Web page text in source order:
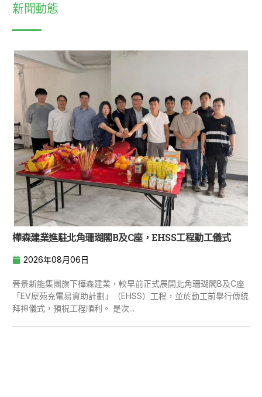
新聞動態
樺森建業進駐北角珊瑚閣B及C座，EHSS工程動工儀式
2026年08月06日
晉景新能集團旗下樺森建業，較早前正式展開北角珊瑚閣B及C座
「EV屋苑充電易資助計劃」（EHSS）工程，並於動工前舉行傳統
拜神儀式，預祝工程順利。 是次...